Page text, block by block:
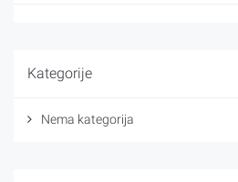
Kategorije
Nema kategorija